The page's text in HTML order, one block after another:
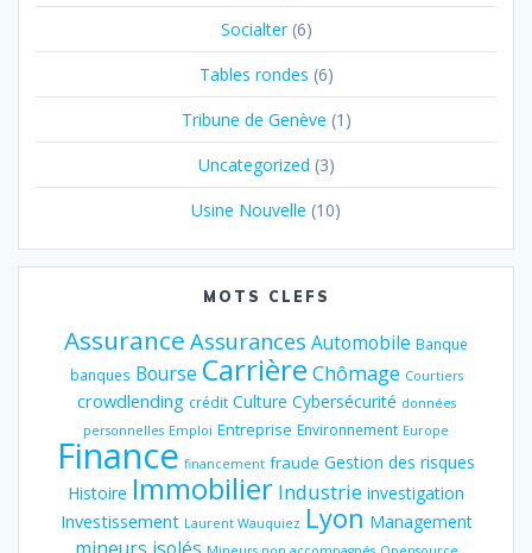
Socialter(6)
Tables rondes (6)
Tribune de Genève (1)
Uncategorized (3)
Usine Nouvelle (10)
MOTS CLEFS
Assurance Assurances Automobile Banque
banques Bourse Carrière Chômage Courtiers
crowdlending crédit Culture Cybersécurité données
personnelles Emploi Entreprise Environnement Europe
Finance financement fraude Gestion des risques
Histoire Immobilier Industrie investigation
Investissement Laurent Wauquiez Lyon Management